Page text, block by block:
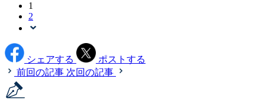
1
2
シェアする
ポストする
前回の記事 次回の記事